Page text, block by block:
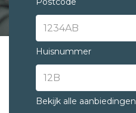
Huisnummer
Bekijk alle aanbiedingen